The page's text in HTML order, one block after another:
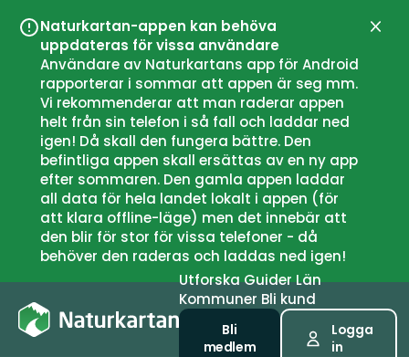
Naturkartan-appen kan behöva
uppdateras för vissa användare
Användare av Naturkartans app för Android
rapporterar i sommar att appen är seg mm.
Vi rekommenderar att man raderar appen
helt från sin telefon i så fall och laddar ned
igen! Då skall den fungera bättre. Den
befintliga appen skall ersättas av en ny app
efter sommaren. Den gamla appen laddar
all data för hela landet lokalt i appen (för
att klara offline-läge) men det innebär att
den blir för stor för vissa telefoner - då
behöver den raderas och laddas ned igen!
UtforskaGuiderLän
Kommuner Bli kund
Bli
medlem
Logga
in